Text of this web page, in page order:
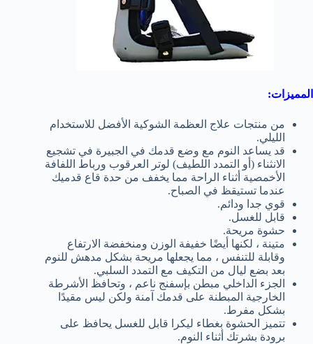
المميزات:
من منتجات علاج العظمة الشوكية الأفضل للاستخدام
الليلي.
قد يساعد النوم مع وضع قدمك في الجبيرة في تشجيع
الانثناء (أو التمدد اللطيف) لوتر العرقوب ورباط اللفافة
الأخمصية أثناء الراحة مما يخفف من حدة قاع قدميك
عندما تستيقظ في الصباح.
قوي جدا ودائم.
قابل للغسل.
حشوة مريحة.
متينة ، لكنها أيضًا خفيفة الوزن ومنخفضة الارتفاع
وقابلة للتنفس ، مما يجعلها مريحة بشكل مدهش للنوم
بعد بضع ليال من التكيف مع التمدد السلبي.
الجزء الداخلي مبطن بإسفنج ناعم ، وتحافظ الأشرطة
الخارجية المبطنة على قدمك آمنة ولكن ليس مقيدًا
بشكل مفرط.
تتميز الحشوة بغطاء ليكرا قابل للغسل يحافظ على
برودة بشرتك أثناء النوم.